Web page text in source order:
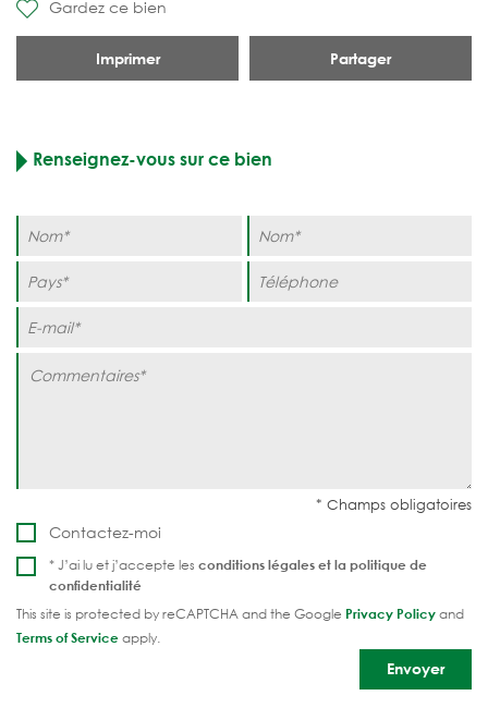
Gardez ce bien
Imprimer Partager
Renseignez-vous sur ce bien
Contactez-moi
* J’ai lu et j’accepte les conditions légales et la politique de
confidentialité
This site is protected by reCAPTCHA and the Google Privacy Policyand
Terms of Serviceapply.